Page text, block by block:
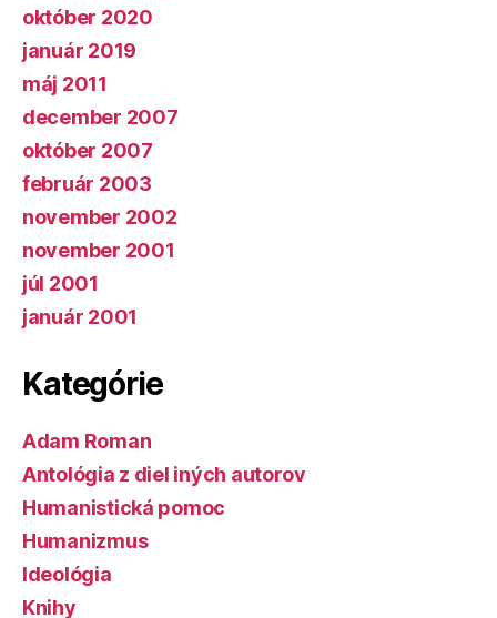
október 2020
január 2019
máj 2011
december 2007
október 2007
február 2003
november 2002
november 2001
júl 2001
január 2001
Kategórie
Adam Roman
Antológia z diel iných autorov
Humanistická pomoc
Humanizmus
Ideológia
Knihy